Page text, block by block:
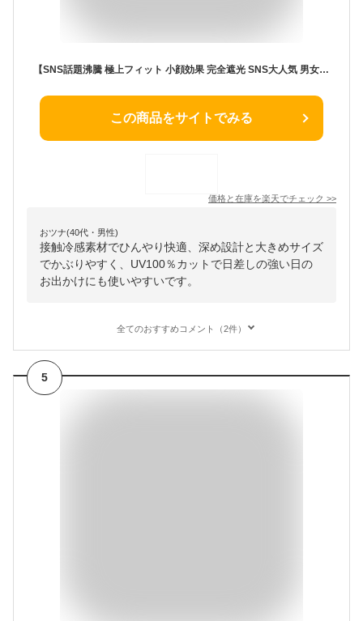
【SNS話題沸騰 極上フィット 小顔効果 完全遮光 SNS大人気 男女兼用】キャップ レディース メンズ 深め 大きいサイズ 帽子 uv 100％ uvカット おしゃれ 夏用 ブランド キッズ 帽子 無地 可愛い 春夏 接触冷感 涼しい 通気性 快適 シンプル コットン メッシュ 大きめ キャップ
この商品をサイトでみる
価格と在庫を楽天でチェック >>
おツナ(40代・男性)
接触冷感素材でひんやり快適、深め設計と大きめサイズ
でかぶりやすく、UV100％カットで日差しの強い日の
お出かけにも使いやすいです。
全てのおすすめコメント（2件）
5